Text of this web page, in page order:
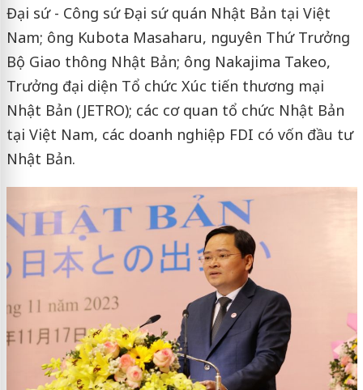
Đại sứ - Công sứ Đại sứ quán Nhật Bản tại Việt
Nam; ông Kubota Masaharu, nguyên Thứ Trưởng
Bộ Giao thông Nhật Bản; ông Nakajima Takeo,
Trưởng đại diện Tổ chức Xúc tiến thương mại
Nhật Bản (JETRO); các cơ quan tổ chức Nhật Bản
tại Việt Nam, các doanh nghiệp FDI có vốn đầu tư
Nhật Bản.